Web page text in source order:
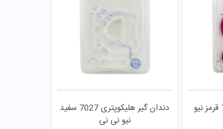
دندان گیر بستنی 7027 قرمز نیو
دندان گیر هلیکوپتری 7027 سفید
نیو نی نی